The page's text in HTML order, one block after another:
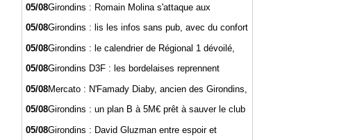
05/08Girondins : Romain Molina s'attaque aux
05/08Girondins : lis les infos sans pub, avec du confort
05/08Girondins : le calendrier de Régional 1 dévoilé,
05/08Girondins D3F : les bordelaises reprennent
05/08Mercato : N'Famady Diaby, ancien des Girondins,
05/08Girondins : un plan B à 5M€ prêt à sauver le club
05/08Girondins : David Gluzman entre espoir et